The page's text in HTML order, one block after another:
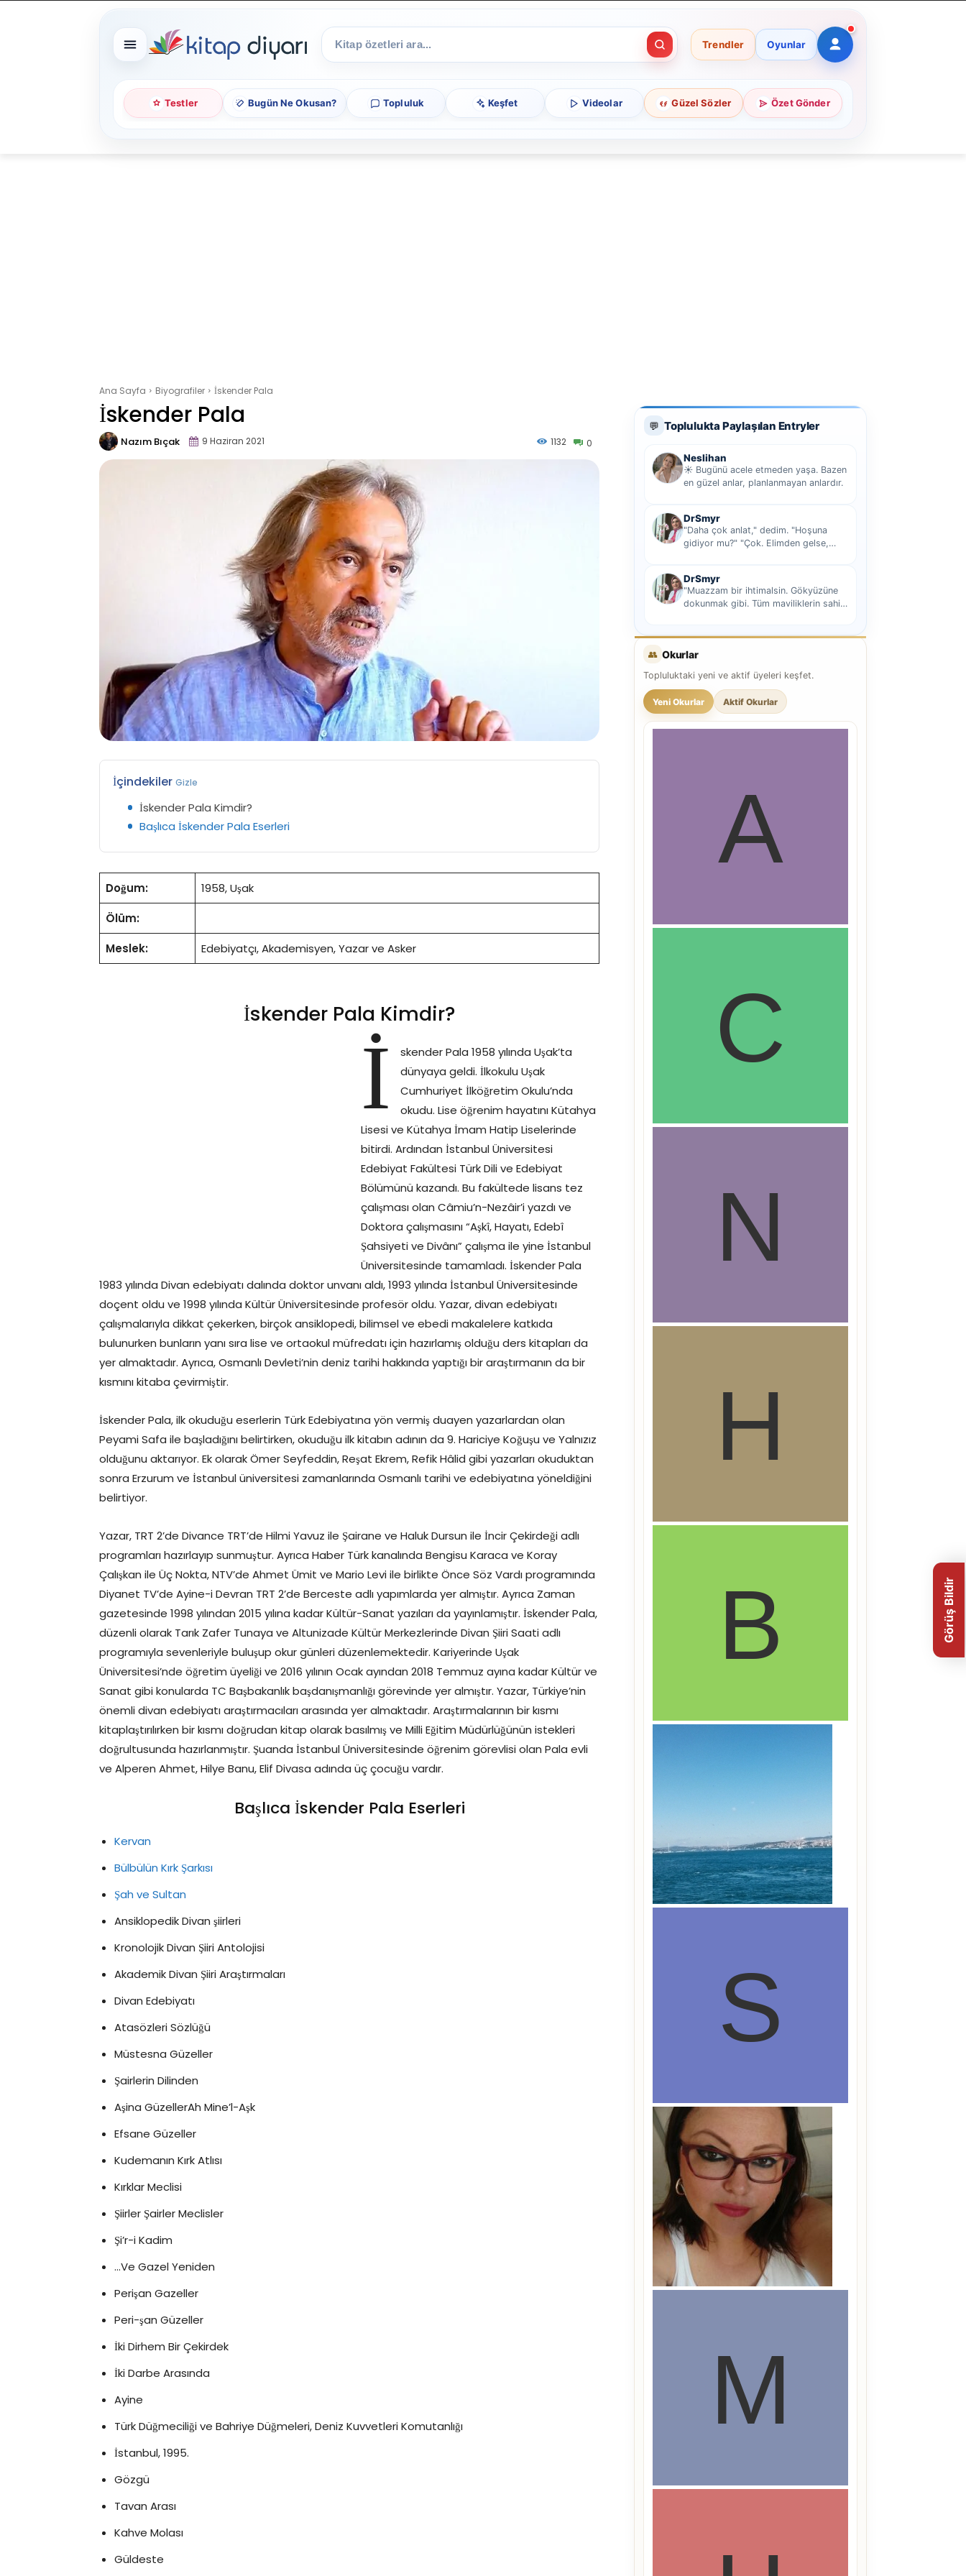
Trendler Oyunlar
Testler Bugün Ne Okusan? Topluluk Keşfet Videolar Güzel Sözler Özet Gönder
Ana Sayfa Biyografiler İskender Pala
İskender Pala
Nazım Bıçak 9 Haziran 2021 0
1132
İçindekiler Gizle
İskender Pala Kimdir?
Başlıca İskender Pala Eserleri
Doğum:
1958, Uşak
Ölüm:
Meslek:
Edebiyatçı, Akademisyen, Yazar ve Asker
İskender Pala Kimdir?
İ
skender Pala 1958 yılında Uşak’ta
dünyaya geldi. İlkokulu Uşak
Cumhuriyet İlköğretim Okulu’nda
okudu. Lise öğrenim hayatını Kütahya
Lisesi ve Kütahya İmam Hatip Liselerinde
bitirdi. Ardından İstanbul Üniversitesi
Edebiyat Fakültesi Türk Dili ve Edebiyat
Bölümünü kazandı. Bu fakültede lisans tez
çalışması olan Câmiu’n-Nezâir’i yazdı ve
Doktora çalışmasını “Aşkî, Hayatı, Edebî
Şahsiyeti ve Divânı” çalışma ile yine İstanbul
Üniversitesinde tamamladı. İskender Pala
1983 yılında Divan edebiyatı dalında doktor unvanı aldı, 1993 yılında İstanbul Üniversitesinde
doçent oldu ve 1998 yılında Kültür Üniversitesinde profesör oldu. Yazar, divan edebiyatı
çalışmalarıyla dikkat çekerken, birçok ansiklopedi, bilimsel ve ebedi makalelere katkıda
bulunurken bunların yanı sıra lise ve ortaokul müfredatı için hazırlamış olduğu ders kitapları da
yer almaktadır. Ayrıca, Osmanlı Devleti’nin deniz tarihi hakkında yaptığı bir araştırmanın da bir
kısmını kitaba çevirmiştir.
İskender Pala, ilk okuduğu eserlerin Türk Edebiyatına yön vermiş duayen yazarlardan olan
Peyami Safa ile başladığını belirtirken, okuduğu ilk kitabın adının da 9. Hariciye Koğuşu ve Yalnızız
olduğunu aktarıyor. Ek olarak Ömer Seyfeddin, Reşat Ekrem, Refik Hâlid gibi yazarları okuduktan
sonra Erzurum ve İstanbul üniversitesi zamanlarında Osmanlı tarihi ve edebiyatına yöneldiğini
belirtiyor.
Yazar, TRT 2’de Divance TRT’de Hilmi Yavuz ile Şairane ve Haluk Dursun ile İncir Çekirdeği adlı
programları hazırlayıp sunmuştur. Ayrıca Haber Türk kanalında Bengisu Karaca ve Koray
Çalışkan ile Üç Nokta, NTV’de Ahmet Ümit ve Mario Levi ile birlikte Önce Söz Vardı programında
Diyanet TV’de Ayine-i Devran TRT 2’de Berceste adlı yapımlarda yer almıştır. Ayrıca Zaman
gazetesinde 1998 yılından 2015 yılına kadar Kültür-Sanat yazıları da yayınlamıştır. İskender Pala,
düzenli olarak Tarık Zafer Tunaya ve Altunizade Kültür Merkezlerinde Divan Şiiri Saati adlı
programıyla sevenleriyle buluşup okur günleri düzenlemektedir. Kariyerinde Uşak
Üniversitesi’nde öğretim üyeliği ve 2016 yılının Ocak ayından 2018 Temmuz ayına kadar Kültür ve
Sanat gibi konularda TC Başbakanlık başdanışmanlığı görevinde yer almıştır. Yazar, Türkiye’nin
önemli divan edebiyatı araştırmacıları arasında yer almaktadır. Araştırmalarının bir kısmı
kitaplaştırılırken bir kısmı doğrudan kitap olarak basılmış ve Milli Eğitim Müdürlüğünün istekleri
doğrultusunda hazırlanmıştır. Şuanda İstanbul Üniversitesinde öğrenim görevlisi olan Pala evli
ve Alperen Ahmet, Hilye Banu, Elif Divasa adında üç çocuğu vardır.
Başlıca İskender Pala Eserleri
Kervan
Bülbülün Kırk Şarkısı
Şah ve Sultan
Ansiklopedik Divan şiirleri
Kronolojik Divan Şiiri Antolojisi
Akademik Divan Şiiri Araştırmaları
Divan Edebiyatı
Atasözleri Sözlüğü
Müstesna Güzeller
Şairlerin Dilinden
Aşina GüzellerAh Mine’l-Aşk
Efsane Güzeller
Kudemanın Kırk Atlısı
Kırklar Meclisi
Şiirler Şairler Meclisler
Şi’r-i Kadim
…Ve Gazel Yeniden
Perişan Gazeller
Peri-şan Güzeller
İki Dirhem Bir Çekirdek
İki Darbe Arasında
Ayine
Türk Düğmeciliği ve Bahriye Düğmeleri, Deniz Kuvvetleri Komutanlığı
İstanbul, 1995.
Gözgü
Tavan Arası
Kahve Molası
Güldeste
💬 Toplulukta Paylaşılan Entryler
Neslihan
☀️ Bugünü acele etmeden yaşa. Bazen
en güzel anlar, planlanmayan anlardır.
DrSmyr
"Daha çok anlat," dedim. "Hoşuna
gidiyor mu?" "Çok. Elimden gelse,
DrSmyr
"Muazzam bir ihtimalsin. Gökyüzüne
dokunmak gibi. Tüm maviliklerin sahibi
👥 Okurlar
Topluluktaki yeni ve aktif üyeleri keşfet.
Yeni Okurlar Aktif Okurlar
Görüş Bildir